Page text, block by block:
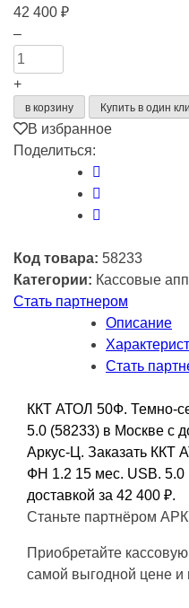
42 400 ₽
Количество
товара
ККТ
АТОЛ
50Ф.
серый.
мес.
5.0
–
+
в корзину Купить в один
В избранное
Поделиться:
Код товара: 58233
Категории: Кассовые
Стать партнером
Описание
Стать
ККТ АТОЛ 50Ф. Темно-
5.0 (58233) в Москве с
Аркус-Ц. Заказать ККТ
ФН 1.2 15 мес. USB. 5.0
доставкой за 42 400 ₽.
Станьте партнёром
Приобретайте
самой выгодной цене и